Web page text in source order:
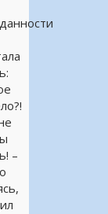
–